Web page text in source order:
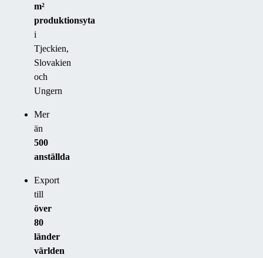
m²
produktionsyta
i
Tjeckien,
Slovakien
och
Ungern
Mer
än
500
anställda
Export
till
över
80
länder
världen